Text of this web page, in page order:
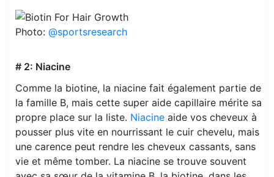
Photo: @sportsresearch
# 2: Niacine
Comme la biotine, la niacine fait également partie de
la famille B, mais cette super aide capillaire mérite sa
propre place sur la liste. Niacine aide vos cheveux à
pousser plus vite en nourrissant le cuir chevelu, mais
une carence peut rendre les cheveux cassants, sans
vie et même tomber. La niacine se trouve souvent